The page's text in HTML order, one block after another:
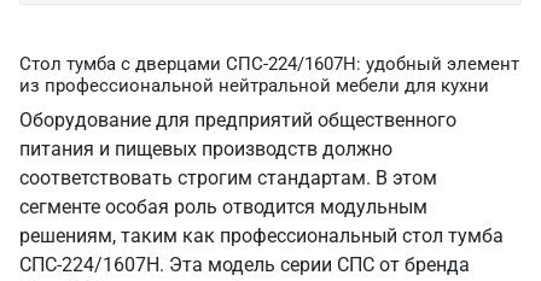
Стол тумба с дверцами СПС-224/1607Н: удобный элемент
из профессиональной нейтральной мебели для кухни
Оборудование для предприятий общественного
питания и пищевых производств должно
соответствовать строгим стандартам. В этом
сегменте особая роль отводится модульным
решениям, таким как профессиональный стол тумба
СПС-224/1607Н. Эта модель серии СПС от бренда